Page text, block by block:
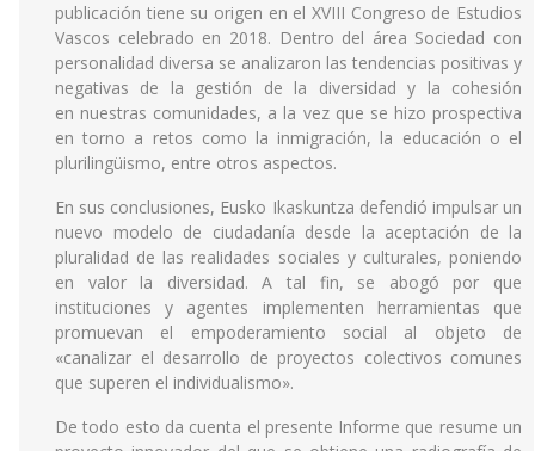
publicación tiene su origen en el XVIII Congreso de Estudios
Vascos celebrado en 2018. Dentro del área Sociedad con
personalidad diversa se analizaron las tendencias positivas y
negativas de la gestión de la diversidad y la cohesión
en nuestras comunidades, a la vez que se hizo prospectiva
en torno a retos como la inmigración, la educación o el
plurilingüismo, entre otros aspectos.
En sus conclusiones, Eusko Ikaskuntza defendió impulsar un
nuevo modelo de ciudadanía desde la aceptación de la
pluralidad de las realidades sociales y culturales, poniendo
en valor la diversidad. A tal fin, se abogó por que
instituciones y agentes implementen herramientas que
promuevan el empoderamiento social al objeto de
«canalizar el desarrollo de proyectos colectivos comunes
que superen el individualismo».
De todo esto da cuenta el presente Informe que resume un